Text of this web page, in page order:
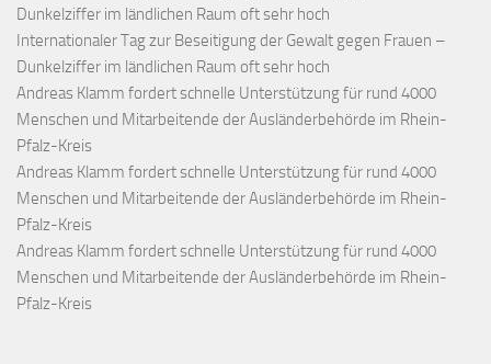
Dunkelziffer im ländlichen Raum oft sehr hoch
Internationaler Tag zur Beseitigung der Gewalt gegen Frauen –
Dunkelziffer im ländlichen Raum oft sehr hoch
Andreas Klamm fordert schnelle Unterstützung für rund 4000
Menschen und Mitarbeitende der Ausländerbehörde im Rhein-
Pfalz-Kreis
Andreas Klamm fordert schnelle Unterstützung für rund 4000
Menschen und Mitarbeitende der Ausländerbehörde im Rhein-
Pfalz-Kreis
Andreas Klamm fordert schnelle Unterstützung für rund 4000
Menschen und Mitarbeitende der Ausländerbehörde im Rhein-
Pfalz-Kreis